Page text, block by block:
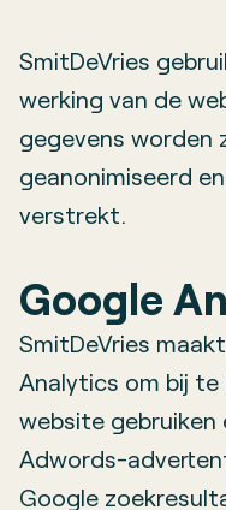
SmitDeVries
werking van de
gegevens worden
geanonimiseerd
verstrekt.
Google
SmitDeVries
Analytics om bij te
website
Adwords-
Google